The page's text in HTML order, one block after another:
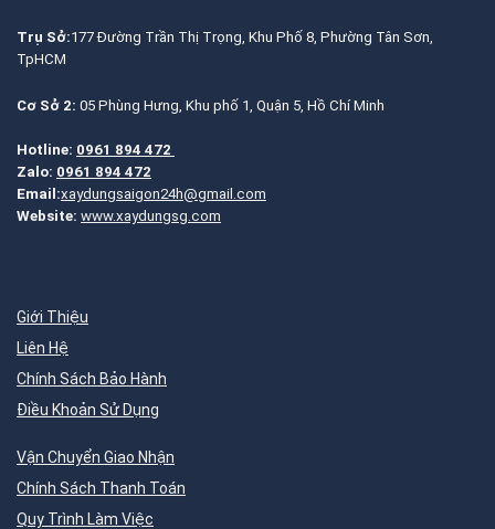
Trụ Sở:177 Đường Trần Thị Trọng, Khu Phố 8, Phường Tân Sơn,
TpHCM
Cơ Sở 2: 05 Phùng Hưng, Khu phố 1, Quận 5, Hồ Chí Minh
Hotline: 0961 894 472
Zalo: 0961 894 472
Email:xaydungsaigon24h@gmail.com
Website: www.xaydungsg.com
Giới Thiệu
Liên Hệ
Chính Sách Bảo Hành
Điều Khoản Sử Dụng
Vận Chuyển Giao Nhận
Chính Sách Thanh Toán
Quy Trình Làm Việc